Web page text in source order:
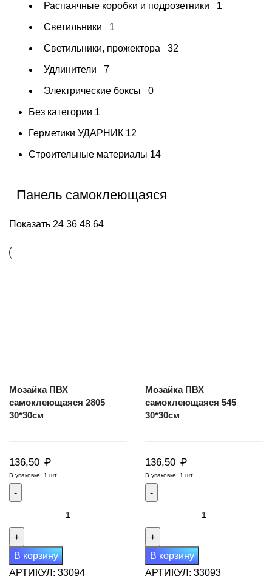
Распаячные коробки и подрозетники 1
Светильники 1
Светильники, прожектора 32
Удлинители 7
Электрические боксы 0
Без категории 1
Герметики УДАРНИК 12
Строительные материалы 14
Панель самоклеющаяся
Показать 24 36 48 64
Мозайка ПВХ
самоклеющаяся 2805
30*30см
136,50 ₽
В упаковке: 1 шт
Мозайка
ПВХ
самоклеющаяся
В корзину
АРТИКУЛ: 33094
Мозайка ПВХ
самоклеющаяся 545
30*30см
136,50 ₽
В упаковке: 1 шт
Мозайка
ПВХ
самоклеющаяся
В корзину
АРТИКУЛ: 33093